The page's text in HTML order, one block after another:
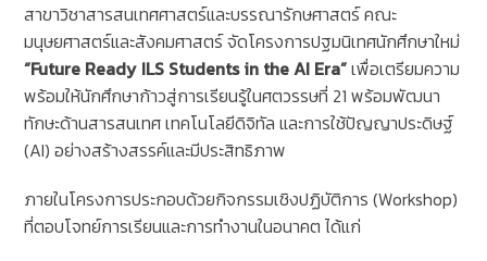
สาขาวิชาสารสนเทศศาสตร์และบรรณารักษศาสตร์ คณะ
มนุษยศาสตร์และสังคมศาสตร์ จัดโครงการปฐมนิเทศนักศึกษาใหม่
“Future Ready ILS Students in the AI Era”เพื่อเตรียมความ
พร้อมให้นักศึกษาก้าวสู่การเรียนรู้ในศตวรรษที่ 21 พร้อมพัฒนา
ทักษะด้านสารสนเทศ เทคโนโลยีดิจิทัล และการใช้ปัญญาประดิษฐ์
(AI) อย่างสร้างสรรค์และมีประสิทธิภาพ
ภายในโครงการประกอบด้วยกิจกรรมเชิงปฏิบัติการ (Workshop)
ที่ตอบโจทย์การเรียนและการทำงานในอนาคต ได้แก่